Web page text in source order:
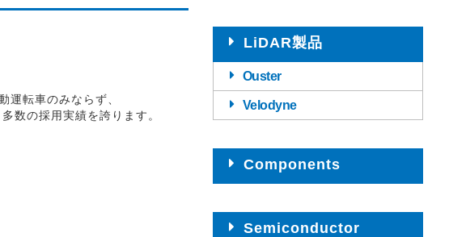
運転車のみならず、
数の採用実績を誇ります。
LiDAR製品
Ouster
Velodyne
Components
Semiconductor